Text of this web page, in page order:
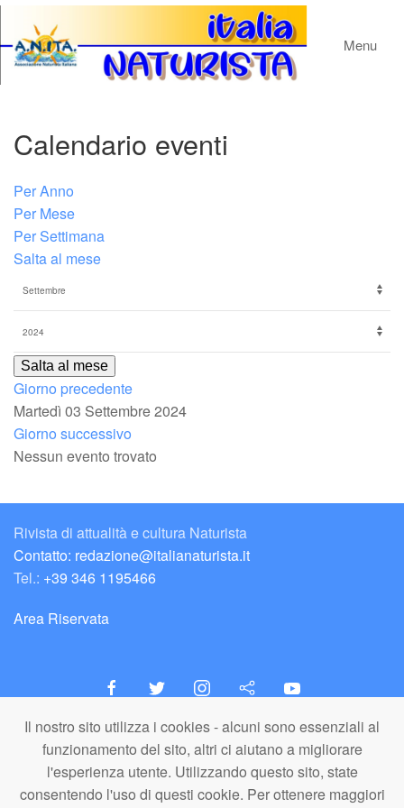
Il nostro sito utilizza i cookies - alcuni sono essenziali al
funzionamento del sito, altri ci aiutano a migliorare
l'esperienza utente. Utilizzando questo sito, state
consentendo l'uso di questi cookie. Per ottenere maggiori
Menu
Calendario eventi
Per Anno
Per Mese
Per Settimana
Salta al mese
Salta al mese
Giorno precedente
Martedì 03 Settembre 2024
Giorno successivo
Nessun evento trovato
Rivista di attualità e cultura Naturista
Contatto: redazione@italianaturista.it
Tel.: +39 346 1195466
Area Riservata
italiaNATURISTA
Editore e Redazione
A.N.ITA. Associazione Naturista Italiana (APS)
C.F. 80203710159